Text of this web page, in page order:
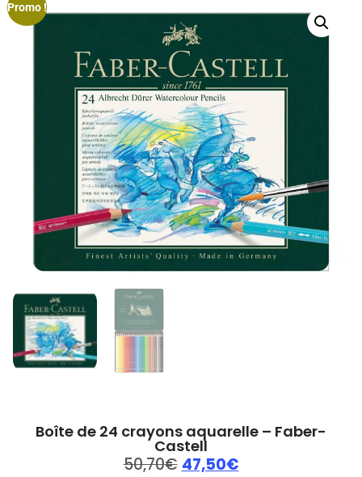
Promo !
Boîte de 24 crayons aquarelle – Faber-
Castell
50,70€ 47,50€